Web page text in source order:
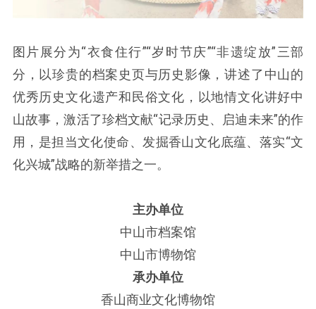
图片展分为“衣食住行”“岁时节庆”“非遗绽放”三部
分，以珍贵的档案史页与历史影像，讲述了中山的
优秀历史文化遗产和民俗文化，以地情文化讲好中
山故事，激活了珍档文献“记录历史、启迪未来”的作
用，是担当文化使命、发掘香山文化底蕴、落实“文
化兴城”战略的新举措之一。
主办单位
中山市档案馆
中山市博物馆
承办单位
香山商业文化博物馆